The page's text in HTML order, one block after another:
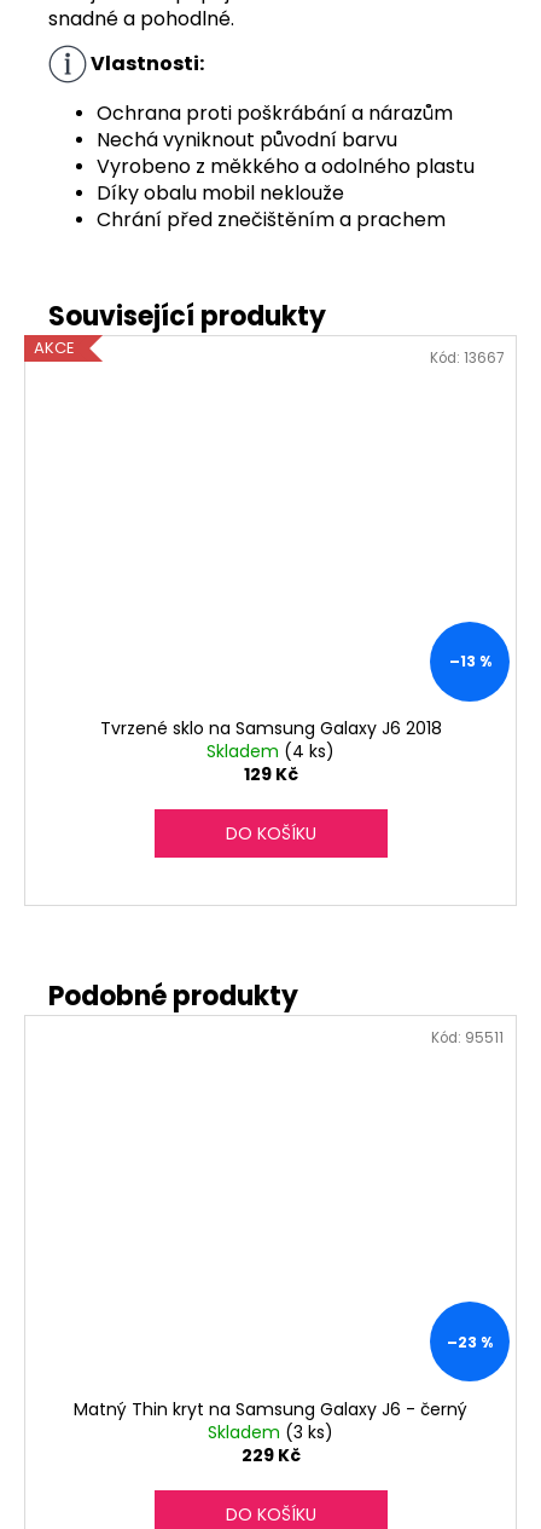
snadné a pohodlné.
Vlastnosti:
Ochrana proti poškrábání a nárazům
Nechá vyniknout původní barvu
Vyrobeno z měkkého a odolného plastu
Díky obalu mobil neklouže
Chrání před znečištěním a prachem
AKCE
–13 %
Tvrzené sklo na Samsung Galaxy J6 2018
Skladem (4 ks)
129 Kč
DO KOŠÍKU
Kód: 13667
–23 %
Matný Thin kryt na Samsung Galaxy J6 - černý
Skladem (3 ks)
229 Kč
DO KOŠÍKU
Kód: 95511